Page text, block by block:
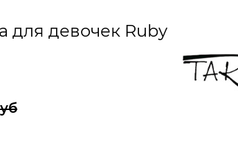
для девочек Ruby